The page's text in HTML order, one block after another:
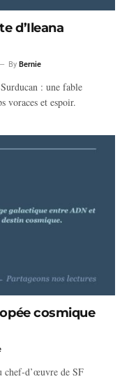
d’Ileana
By Bernie
: une fable
voraces et espoir.
cosmique
chef-d’œuvre de SF